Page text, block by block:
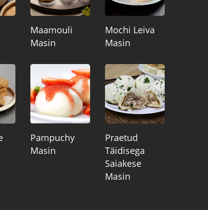
Maamouli
Masin
Mochi Leiva
Masin
Pampuchy
Masin
Praetud
Täidisega
Saiakese
Masin